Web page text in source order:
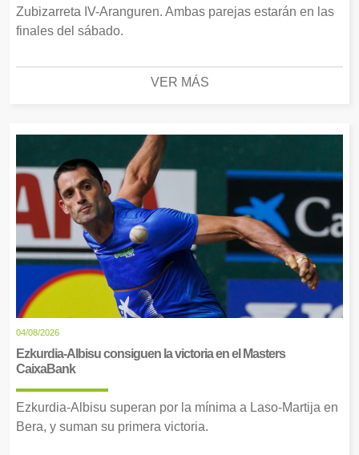
Zubizarreta IV-Aranguren. Ambas parejas estarán en las
finales del sábado.
VER MÁS
04/08/2026
Ezkurdia-Albisu consiguen la victoria en el Masters
CaixaBank
Ezkurdia-Albisu superan por la mínima a Laso-Martija en
Bera, y suman su primera victoria.